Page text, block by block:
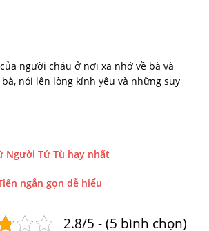
người cháu ở nơi xa nhớ về bà và
nói lên lòng kính yêu và những suy
Người Tử Tù hay nhất
ngắn gọn dễ hiểu
2.8/5 - (5 bình chọn)